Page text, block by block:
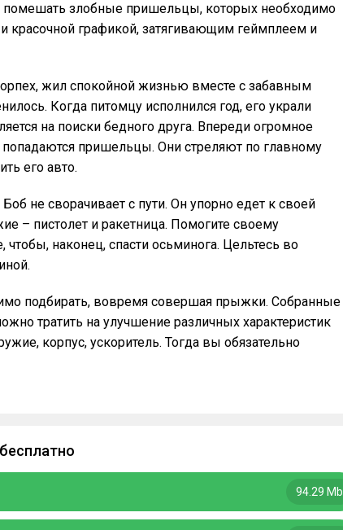
помешать злобные пришельцы, которых необходимо
красочной графикой, затягивающим геймплеем и
жил спокойной жизнью вместе с забавным
Когда питомцу исполнился год, его украли
на поиски бедного друга. Впереди огромное
пришельцы. Они стреляют по главному
его авто.
не сворачивает с пути. Он упорно едет к своей
– пистолет и ракетница. Помогите своему
наконец, спасти осьминога. Цельтесь во
подбирать, вовремя совершая прыжки. Собранные
тратить на улучшение различных характеристик
корпус, ускоритель. Тогда вы обязательно
94.29 Mb